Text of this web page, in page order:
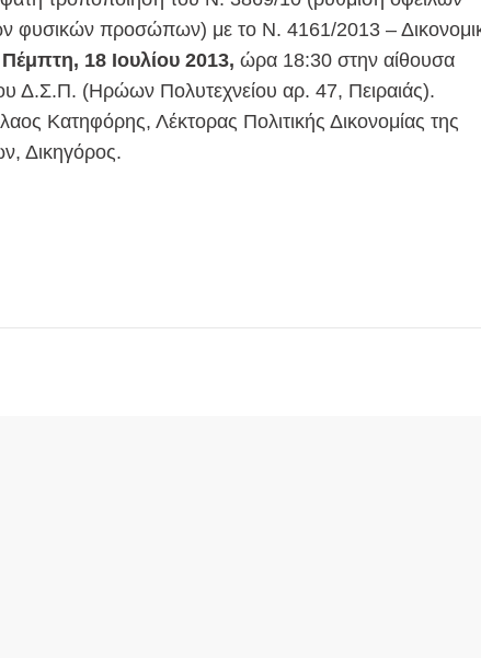
φυσικών προσώπων) με το Ν. 4161/2013 –
18 Ιουλίου 2013, ώρα 18:30 στην αίθουσα
Δ.Σ.Π. (Ηρώων Πολυτεχνείου αρ. 47, Πειραιάς).
Κατηφόρης, Λέκτορας Πολιτικής Δικονομίας της
Δικηγόρος.